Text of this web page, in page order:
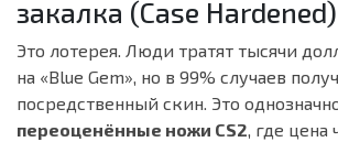
закалка (Case Hardened)
Это лотерея. Люди тратят тысячи
на «Blue Gem», но в 99% случаев
посредственный скин. Это
переоценённые ножи CS2, где цена